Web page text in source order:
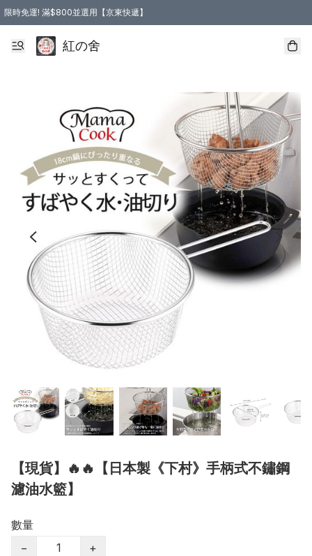
限時免運! 滿$800並選用【京東快遞】
紅の舍
【現貨】🔥🔥【日本製《下村》手柄式不鏽鋼
濾油水籃】
數量
−
+